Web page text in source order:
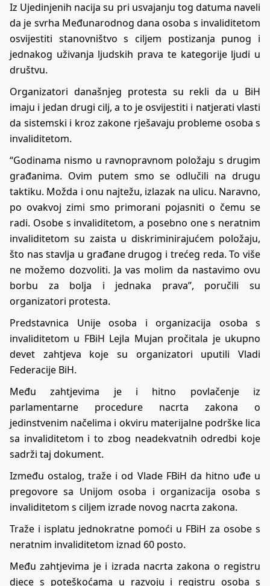
Iz Ujedinjenih nacija su pri usvajanju tog datuma naveli
da je svrha Međunarodnog dana osoba s invaliditetom
osvijestiti stanovništvo s ciljem postizanja punog i
jednakog uživanja ljudskih prava te kategorije ljudi u
društvu.
Organizatori današnjeg protesta su rekli da u BiH
imaju i jedan drugi cilj, a to je osvijestiti i natjerati vlasti
da sistemski i kroz zakone rješavaju probleme osoba s
invaliditetom.
“Godinama nismo u ravnopravnom položaju s drugim
građanima. Ovim putem smo se odlučili na drugu
taktiku. Možda i onu najtežu, izlazak na ulicu. Naravno,
po ovakvoj zimi smo primorani pojasniti o čemu se
radi. Osobe s invaliditetom, a posebno one s neratnim
invaliditetom su zaista u diskriminirajućem položaju,
što nas stavlja u građane drugog i trećeg reda. To više
ne možemo dozvoliti. Ja vas molim da nastavimo ovu
borbu za bolja i jednaka prava”, poručili su
organizatori protesta.
Predstavnica Unije osoba i organizacija osoba s
invaliditetom u FBiH Lejla Mujan pročitala je ukupno
devet zahtjeva koje su organizatori uputili Vladi
Federacije BiH.
Među zahtjevima je i hitno povlačenje iz
parlamentarne procedure nacrta zakona o
jedinstvenim načelima i okviru materijalne podrške lica
sa invaliditetom i to zbog neadekvatnih odredbi koje
sadrži taj dokument.
Između ostalog, traže i od Vlade FBiH da hitno uđe u
pregovore sa Unijom osoba i organizacija osoba s
invaliditetom s ciljem izrade novog nacrta zakona.
Traže i isplatu jednokratne pomoći u FBiH za osobe s
neratnim invaliditetom iznad 60 posto.
Među zahtjevima je i izrada nacrta zakona o registru
djece s poteškoćama u razvoju i registru osoba s